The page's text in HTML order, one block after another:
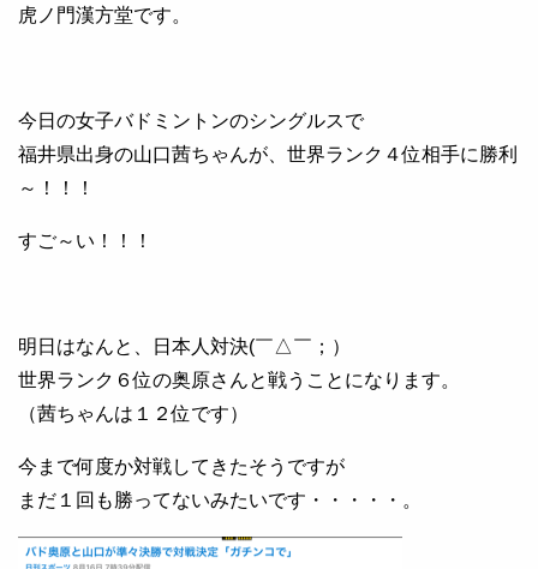
虎ノ門漢方堂です。
今日の女子バドミントンのシングルスで
福井県出身の山口茜ちゃんが、世界ランク４位相手に勝利
～！！！
すご～い！！！
明日はなんと、日本人対決(￣△￣；）
世界ランク６位の奥原さんと戦うことになります。
（茜ちゃんは１２位です）
今まで何度か対戦してきたそうですが
まだ１回も勝ってないみたいです・・・・・。